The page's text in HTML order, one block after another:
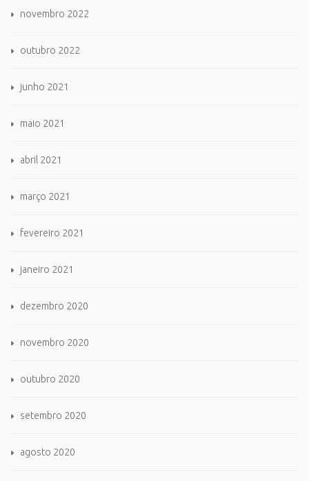
novembro 2022
outubro 2022
junho 2021
maio 2021
abril 2021
março 2021
fevereiro 2021
janeiro 2021
dezembro 2020
novembro 2020
outubro 2020
setembro 2020
agosto 2020